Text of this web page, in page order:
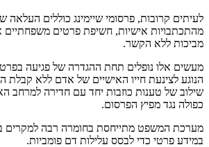
לעיתים קרובות, פרסומי שיימינג כוללים העלאה
מהתכתבויות אישיות, חשיפת פרטים משפחתיים
מביכות ללא הקשר.
מעשים אלו נופלים תחת ההגדרה של פגיעה
הנוגע לצינעת חייו האישיים של אדם ללא
שילוב של טענות כוזבות יחד עם חדירה למרחב
כפולה נגד מפיץ הפרסום.
מערכת המשפט מתייחסת בחומרה רבה למקרים
במידע פרטי כדי לבסס עלילות דם פומביות.